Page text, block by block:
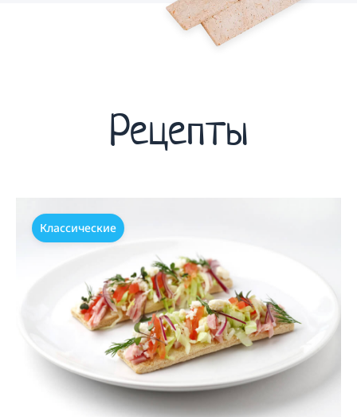
Рецепты
Классические